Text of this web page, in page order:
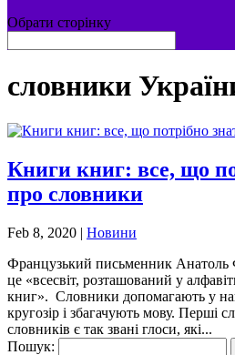
Обрати сторінку
словники
Книги книг: все, що
про словники
Feb 8, 2020 | Новини
Французький письменник Анатоль
це «всесвіт, розташований у
книг». Словники допомагають у
кругозір і збагачують мову. Перші
словників є так звані глоси, які...
Пошук: